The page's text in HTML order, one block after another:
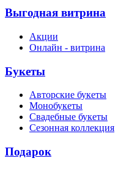
Выгодная витрина
Акции
Онлайн - витрина
Букеты
Авторские букеты
Монобукеты
Свадебные букеты
Сезонная коллекция
Подарок